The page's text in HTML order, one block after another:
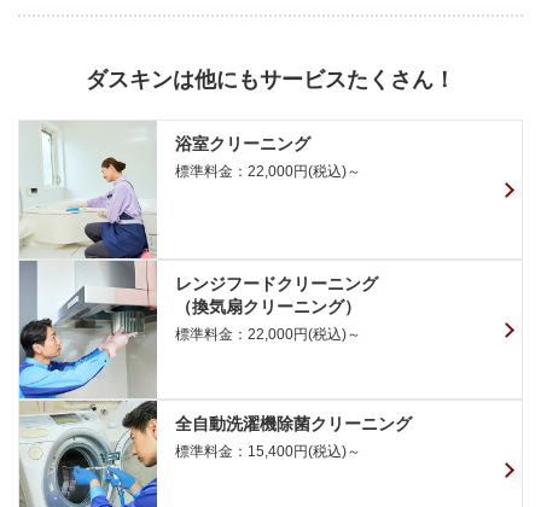
ダスキンは他にもサービスたくさん！
浴室クリーニング
標準料金：22,000円(税込)～
レンジフードクリーニング
（換気扇クリーニング）
標準料金：22,000円(税込)～
全自動洗濯機除菌クリーニング
標準料金：15,400円(税込)～